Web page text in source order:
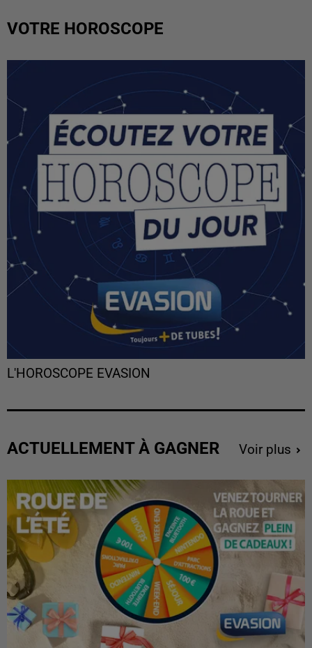
VOTRE HOROSCOPE
L'HOROSCOPE EVASION
ACTUELLEMENT À GAGNER Voir plus